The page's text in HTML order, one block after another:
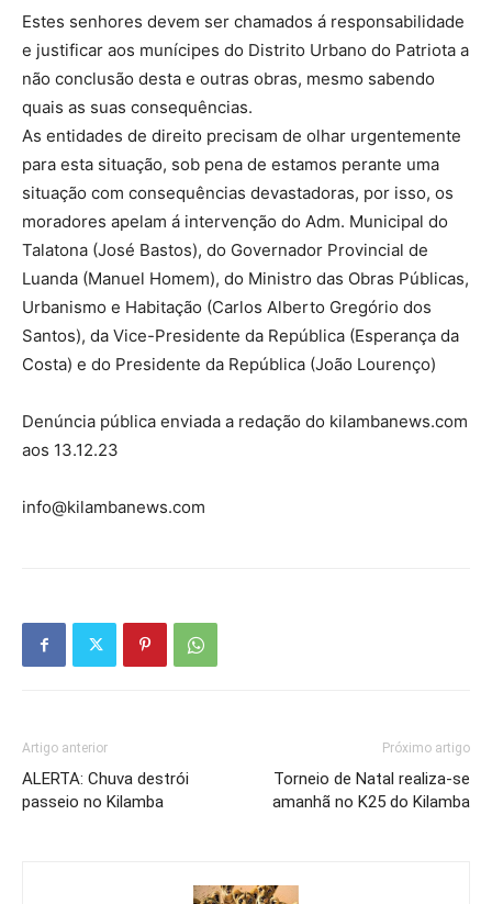
Estes senhores devem ser chamados á responsabilidade
e justificar aos munícipes do Distrito Urbano do Patriota a
não conclusão desta e outras obras, mesmo sabendo
quais as suas consequências.
As entidades de direito precisam de olhar urgentemente
para esta situação, sob pena de estamos perante uma
situação com consequências devastadoras, por isso, os
moradores apelam á intervenção do Adm. Municipal do
Talatona (José Bastos), do Governador Provincial de
Luanda (Manuel Homem), do Ministro das Obras Públicas,
Urbanismo e Habitação (Carlos Alberto Gregório dos
Santos), da Vice-Presidente da República (Esperança da
Costa) e do Presidente da República (João Lourenço)
Denúncia pública enviada a redação do kilambanews.com
aos 13.12.23
info@kilambanews.com
Artigo anterior
ALERTA: Chuva destrói
passeio no Kilamba
Próximo artigo
Torneio de Natal realiza-se
amanhã no K25 do Kilamba